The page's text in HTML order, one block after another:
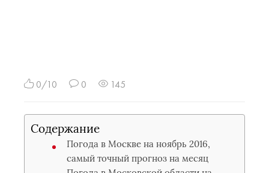
0/10 0 145
Содержание
Погода в Москве на ноябрь 2016,
самый точный прогноз на месяц